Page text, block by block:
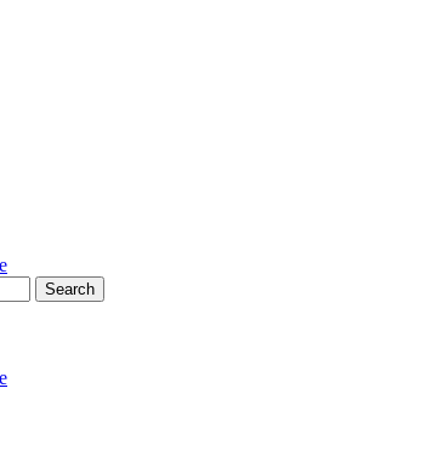
Search